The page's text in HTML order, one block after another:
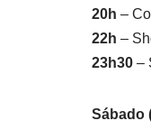
20h –
22h –
23h30 –
Sábado